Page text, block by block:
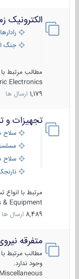
الکترونیک
جنگ
مطالب مرتبط با
Electronics
1,179 ارسال ها
تجهیزات و
سلاح
مسلسل
سلاح
نارنجک
مرتبط با انواع
& Equipment
8,489 ارسال ها
متفرقه
مطالب مرتبط با
وجود ندارد.
Miscellaneous